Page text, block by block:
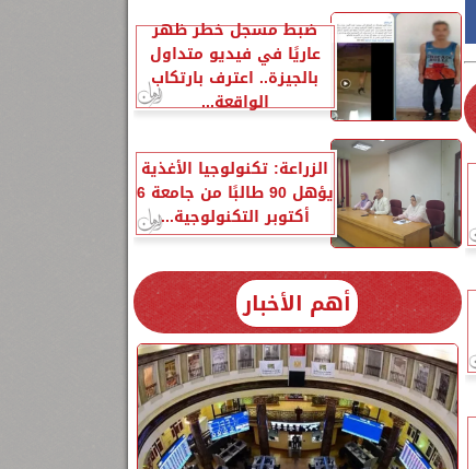
ضبط مسجل خطر ظهر
عاريًا في فيديو متداول
بالجيزة.. اعترف بارتكاب
الواقعة...
الزراعة: تكنولوجيا الأغذية
يؤهل 90 طالبًا من جامعة 6
أكتوبر التكنولوجية...
أهم الأخبار